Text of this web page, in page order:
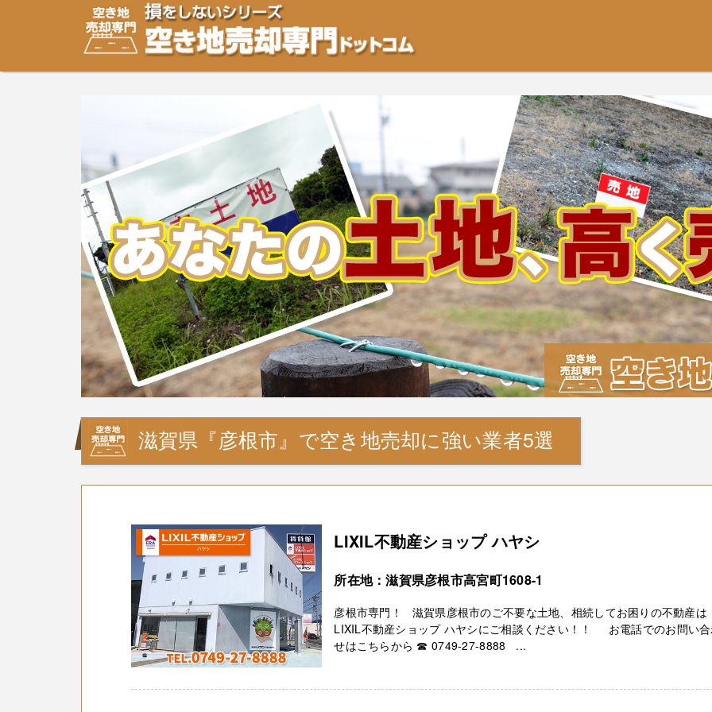
空き地・土地の「売却」は「個人」の方々が、「買取」は不動産や開発等の「業者」が物件を買います。一般的に「売却」は時間はかかる
り安めの売却金額と言われています。空き地・土地の売却をご検討中の方はお気軽にご相談ください。空き地・土地、相続不動産など、不
滋賀県『彦根市』で空き地売却に強い業者5選
LIXIL不動産ショップ ハヤシ
所在地：滋賀県彦根市高宮町1608-1
彦根市専門！ 滋賀県彦根市のご不要な土地、相続してお困りの不動産は
LIXIL不動産ショップ ハヤシにご相談ください！！ お電話でのお問い
せはこちらから ☎ 0749-27-8888 ...